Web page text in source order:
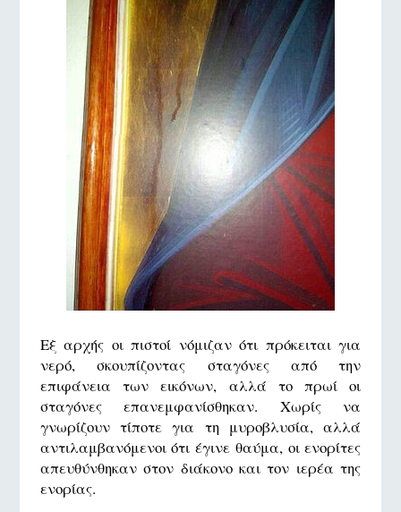
Εξ αρχής οι πιστοί νόμιζαν ότι πρόκειται για
νερό, σκουπίζοντας σταγόνες από την
επιφάνεια των εικόνων, αλλά το πρωί οι
σταγόνες επανεμφανίσθηκαν. Χωρίς να
γνωρίζουν τίποτε για τη μυροβλυσία, αλλά
αντιλαμβανόμενοι ότι έγινε θαύμα, οι ενορίτες
απευθύνθηκαν στον διάκονο και τον ιερέα της
ενορίας.